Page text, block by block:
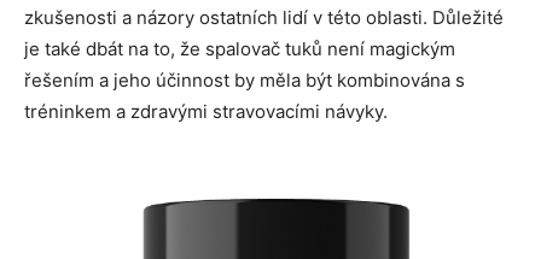
zkušenosti a názory ostatních lidí v této oblasti. Důležité
je také dbát na to, že spalovač tuků není magickým
řešením a jeho účinnost by měla být kombinována s
tréninkem a zdravými stravovacími návyky.